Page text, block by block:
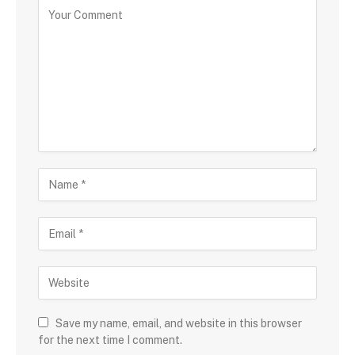
Save my name, email, and website in this browser
for the next time I comment.